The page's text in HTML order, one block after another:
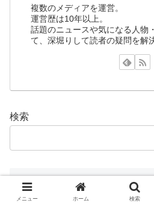
複数のメディアを運営。
運営歴は10年以上。
話題のニュースや気になる人物
て、深堀りして読者の疑問を解
検索
おすすめ記事
メニュー ホーム 検索